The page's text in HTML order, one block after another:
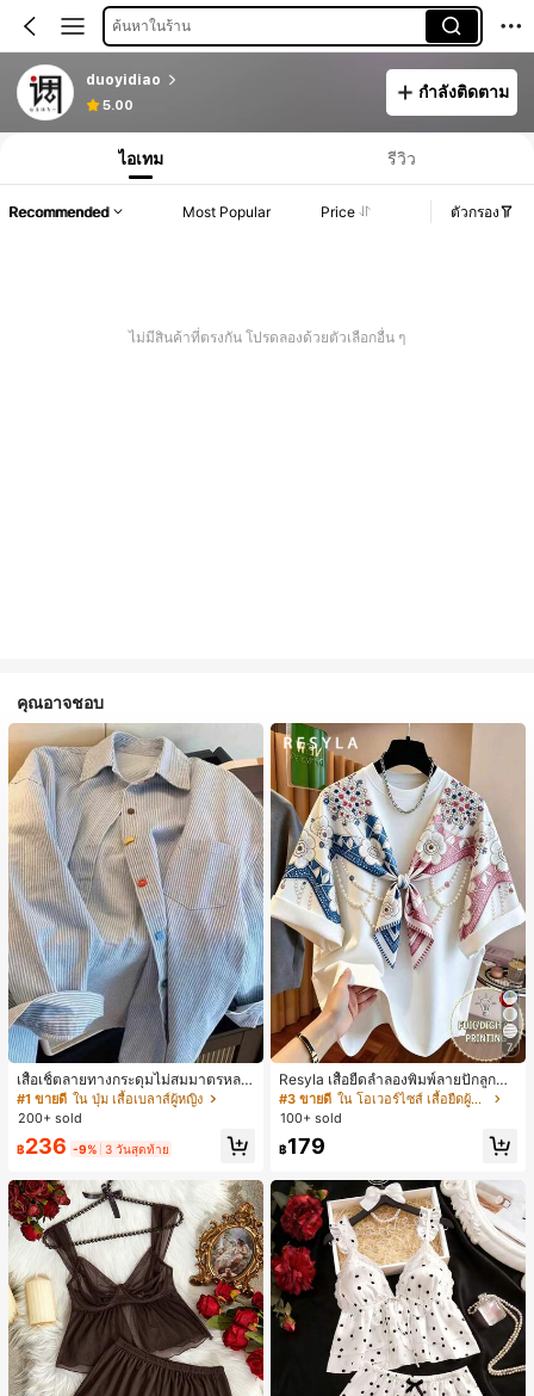
ค้นหาในร้าน
duoyidiao
5.00
กำลังติดตาม
ไอเทม รีวิว
Recommended Most Popular Price ตัวกรอง
ไม่มีสินค้าที่ตรงกัน โปรดลองด้วยตัวเลือกอื่น ๆ
คุณอาจชอบ
เสื้อเชิ้ตลายทางกระดุมไม่สมมาตรหลว
ม ๆ สีสันสดใสสำหรับผู้หญิง สไตล์หรูหร
า น่ารัก มินิมอล สดใส ใส่ได้ทุกวัน ทำง
#1 ขายดี ใน ปุ่ม เสื้อเบลาส์ผู้หญิง
200+ sold
฿236 -9% 3 วันสุดท้าย
7
Resyla เสื้อยืดลำลองพิมพ์ลายปักลูกปัด
รูปโบว์ขนาดใหญ่สำหรับผู้หญิง
#3 ขายดี
ใน โอเวอร์ไซส์ เสื้อยืดผู้หญิง
100+ sold
฿179